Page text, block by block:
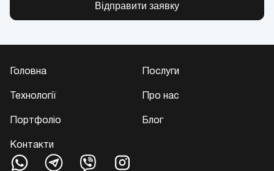
Відправити заявку
Головна Послуги
Технології Про нас
Портфоліо Блог
Контакти